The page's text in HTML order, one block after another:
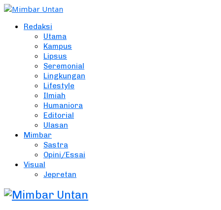
Redaksi
Utama
Kampus
Lipsus
Seremonial
Lingkungan
Lifestyle
Ilmiah
Humaniora
Editorial
Ulasan
Mimbar
Sastra
Opini/Essai
Visual
Jepretan